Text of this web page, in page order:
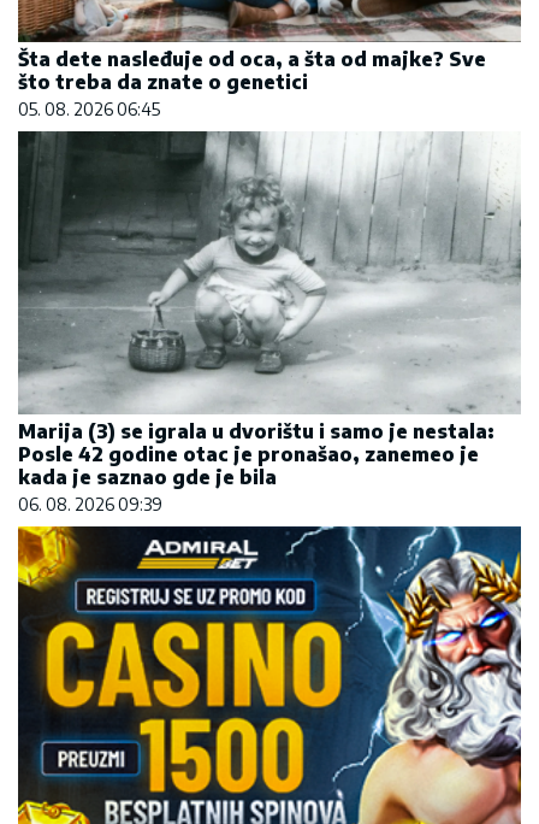
Šta dete nasleđuje od oca, a šta od majke? Sve
što treba da znate o genetici
05. 08. 2026 06:45
Marija (3) se igrala u dvorištu i samo je nestala:
Posle 42 godine otac je pronašao, zanemeo je
kada je saznao gde je bila
06. 08. 2026 09:39